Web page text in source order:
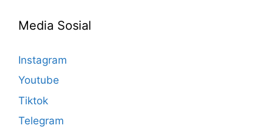
Media Sosial
Instagram
Youtube
Tiktok
Telegram